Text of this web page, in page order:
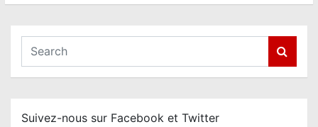
a
c
Suivez-nous sur Facebook et Twitter